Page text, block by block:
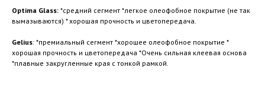
Optima Glass: *средний сегмент *легкое олеофобное покрытие (не так
вымазываются) * хорошая прочность и цветопередача.
Gelius: *премиальный сегмент *хорошее олеофобное покрытие *
хорошая прочность и цветопередача *Очень сильная клеевая основа
*плавные закругленные края с тонкой рамкой.